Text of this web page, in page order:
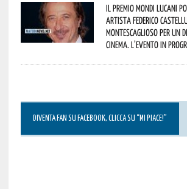
Il Premio Mondi Lucani
artista Federico
Montescaglioso per un
cinema. L’evento in
DIVENTA FAN SU FACEBOOK, CLICCA SU “MI PIACE!”